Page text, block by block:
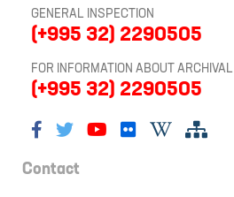
GENERAL INSPECTION
(+995 32) 2290505
FOR INFORMATION ABOUT
(+995 32) 2290505
Contact